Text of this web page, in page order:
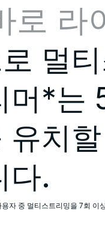
로 라
멀
머*는
유치
다.
자 중 멀티스트리밍을 7회 이